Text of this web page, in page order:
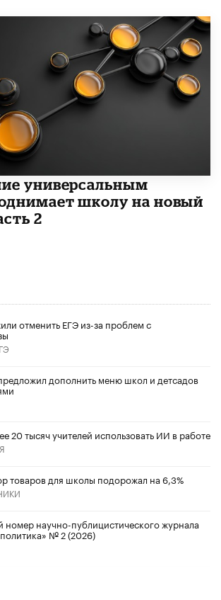
универсальным
школу на новый
2
отменить ЕГЭ из-за проблем с
дополнить меню школ и детсадов
20 тысяч учителей использовать ИИ в работе
товаров для школы подорожал на 6,3%
номер научно-публицистического журнала
№ 2 (2026)